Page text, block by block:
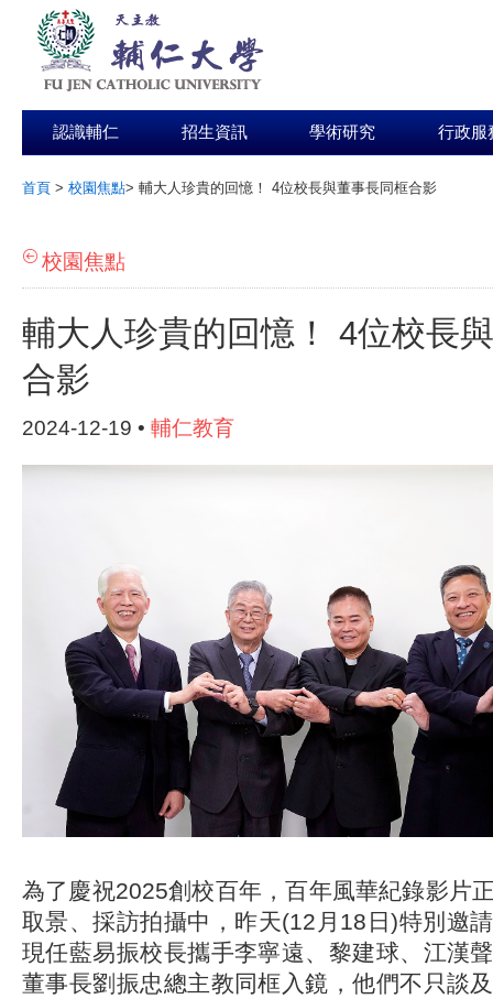
認識輔仁 招生資訊 學術研究 行政服
首頁 > 校園焦點> 輔大人珍貴的回憶！ 4位校長與董事長同框合影
校園焦點
輔大人珍貴的回憶！ 4位校長
合影
2024-12-19 • 輔仁教育
為了慶祝2025創校百年，百年風華紀錄影片
取景、採訪拍攝中，昨天(12月18日)特別邀
現任藍易振校長攜手李寧遠、黎建球、江漢
董事長劉振忠總主教同框入鏡，他們不只談